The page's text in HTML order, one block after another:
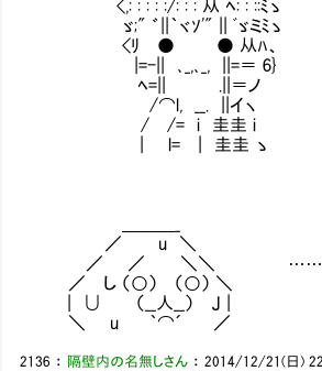
<,: : : : :/: : : 从 ﾍ: : ::ﾐゝ
ゞ;" ゛||｀ヾｿ'" || ﾞゞミﾐゝ 言い
<ﾘ ● ● 从ﾊ、
|=-|| ､_,､_, ||=＝ 6} あるから
ﾍ=|| .||＝ノ
/⌒l, __. ||イヽ ……君は
/ /= i 圭圭 i
| l= | 圭圭 ゝ
／ u ＼
／ ／ ＼＼ ……観測
／ し （○） （○） ＼
| ∪ （__人__） J |
＼ u ｀⌒´ ／
2136 ： 隔壁内の名無しさん ：2014/12/21(日)